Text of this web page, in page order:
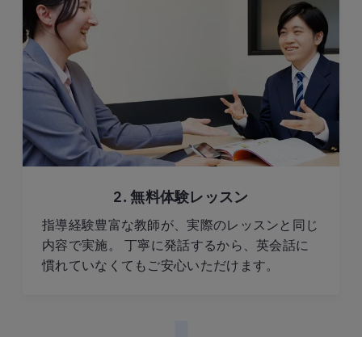
2. 無料体験レッスン
指導経験豊富な教師が、実際のレッスンと同じ
内容で実施。 丁寧に発話するから、英会話に
慣れていなくてもご安心いただけます。